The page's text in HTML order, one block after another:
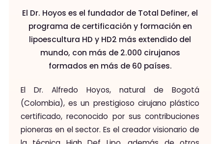
El Dr. Hoyos es el fundador de Total Definer, el
programa de certificación y formación en
lipoescultura HD y HD2 más extendido del
mundo, con más de 2.000 cirujanos
formados en más de 60 países.
El Dr. Alfredo Hoyos, natural de Bogotá
(Colombia), es un prestigioso cirujano plástico
certificado, reconocido por sus contribuciones
pioneras en el sector. Es el creador visionario de